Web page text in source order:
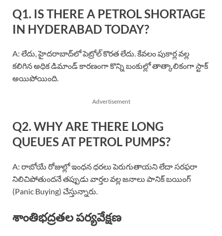
Q1. IS THERE A PETROL SHORTAGE
IN HYDERABAD TODAY?
A: లేదు, హైదరాబాద్‌లో పెట్రోల్ కొరత లేదు. కేవలం పుకార్ల వల్ల
కలిగిన అధిక డిమాండ్ కారణంగా కొన్ని బంకుల్లో తాత్కాలికంగా స్టాక్
అయిపోయింది.
Advertisement
Q2. WHY ARE THERE LONG
QUEUES AT PETROL PUMPS?
A: రాబోయే రోజుల్లో ఇంధన ధరలు పెరుగుతాయని లేదా సరఫరా
నిలిచిపోతుందనే తప్పుడు వార్తల వల్ల జనాలు పానిక్ బయింగ్
(Panic Buying) చేస్తున్నారు.
శాంతిభద్రతల పర్యవేక్షణ